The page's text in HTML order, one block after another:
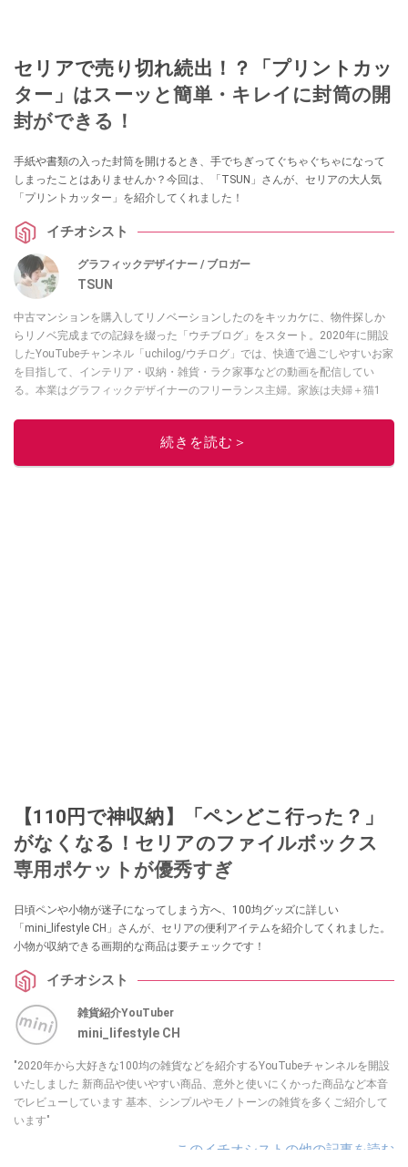
セリアで売り切れ続出！？「プリントカッ
ター」はスーッと簡単・キレイに封筒の開
封ができる！
手紙や書類の入った封筒を開けるとき、手でちぎってぐちゃぐちゃになって
しまったことはありませんか？今回は、「TSUN」さんが、セリアの大人気
「プリントカッター」を紹介してくれました！
イチオシスト
グラフィックデザイナー / ブロガー
TSUN
中古マンションを購入してリノベーションしたのをキッカケに、物件探しか
らリノベ完成までの記録を綴った「ウチブログ」をスタート。2020年に開設
したYouTubeチャンネル「uchilog/ウチログ」では、快適で過ごしやすいお家
を目指して、インテリア・収納・雑貨・ラク家事などの動画を配信してい
る。本業はグラフィックデザイナーのフリーランス主婦。家族は夫婦＋猫1
ノベ人気事例1位
続きを読む＞
【110円で神収納】「ペンどこ行った？」
がなくなる！セリアのファイルボックス
専用ポケットが優秀すぎ
日頃ペンや小物が迷子になってしまう方へ、100均グッズに詳しい
「mini_lifestyle CH」さんが、セリアの便利アイテムを紹介してくれました。
小物が収納できる画期的な商品は要チェックです！
イチオシスト
雑貨紹介YouTuber
mini_lifestyle CH
"2020年から大好きな100均の雑貨などを紹介するYouTubeチャンネルを開設
いたしました 新商品や使いやすい商品、意外と使いにくかった商品など本音
でレビューしています 基本、シンプルやモノトーンの雑貨を多くご紹介して
います"
このイチオシストの他の記事を読む